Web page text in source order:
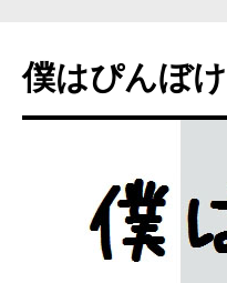
僕はぴんぼけ